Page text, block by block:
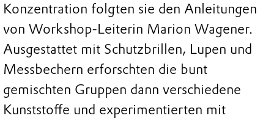
Konzentration folgten sie den Anleitungen
von Workshop-Leiterin Marion Wagener.
Ausgestattet mit Schutzbrillen, Lupen und
Messbechern erforschten die bunt
gemischten Gruppen dann verschiedene
Kunststoffe und experimentierten mit